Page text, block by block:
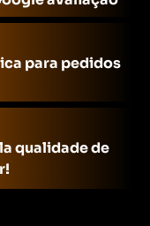
para pedidos
qualidade de